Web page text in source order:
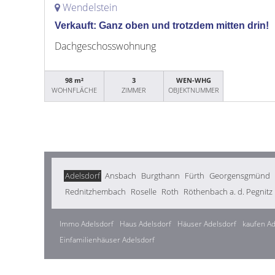
Wendelstein
Verkauft: Ganz oben und trotzdem mitten drin!
Dachgeschosswohnung
98 m²
WOHNFLÄCHE
3
ZIMMER
WEN-WHG
OBJEKTNUMMER
Adelsdorf Ansbach Burgthann Fürth Georgensgmünd
Rednitzhembach Roselle Roth Röthenbach a. d. Pegnitz
Immo Adelsdorf Haus Adelsdorf Häuser Adelsdorf
kaufen
Einfamilienhäuser Adelsdorf